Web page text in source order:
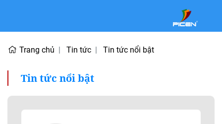
Trang chủ Tin tức Tin tức nổi bật
Tin tức nổi bật